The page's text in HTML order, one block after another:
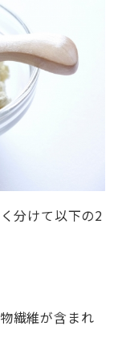
分けて以下の2
繊維が含まれ